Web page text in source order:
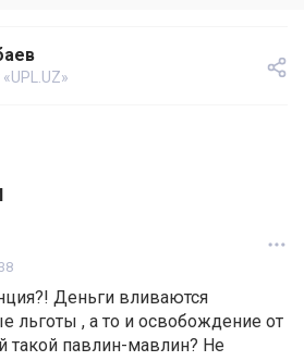
Деньги вливаются
льготы , а то и освобождение от
такой павлин-мавлин? Не